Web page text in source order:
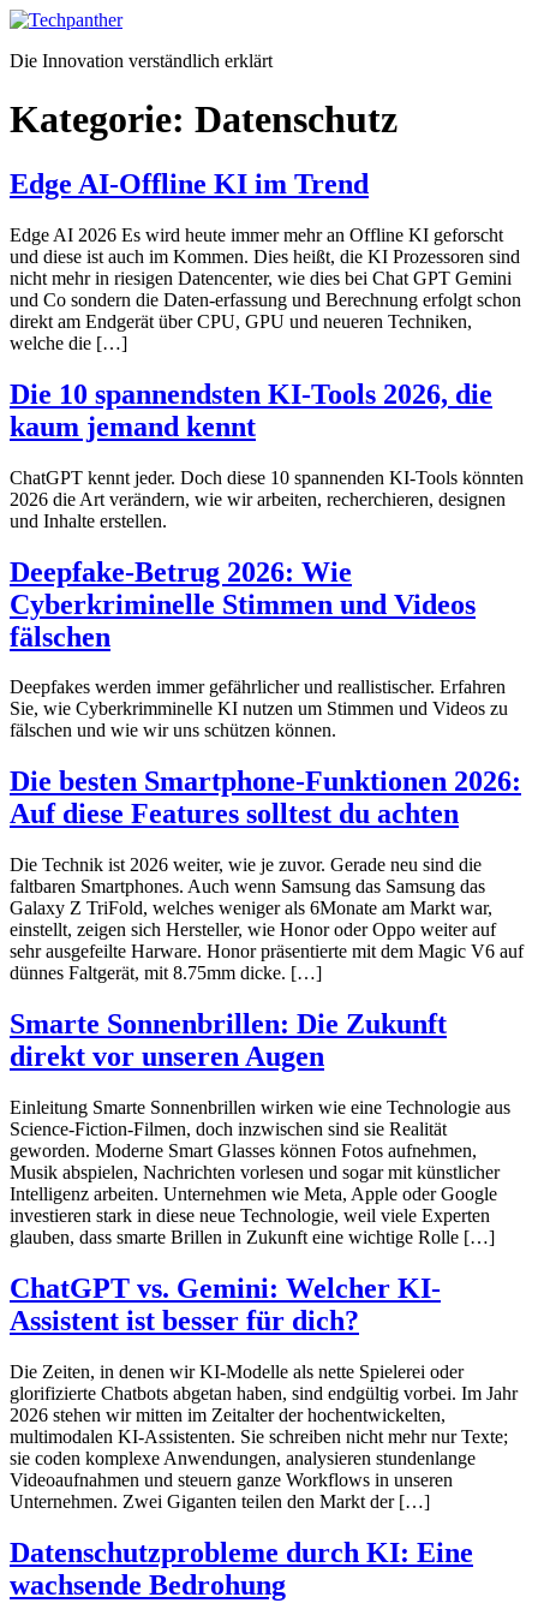
Zum
springen
Die Innovation verständlich erklärt
Kategorie: Datenschutz
Edge AI-Offline KI im Trend
Edge AI 2026 Es wird heute immer mehr an Offline KI geforscht
und diese ist auch im Kommen. Dies heißt, die KI Prozessoren sind
nicht mehr in riesigen Datencenter, wie dies bei Chat GPT Gemini
und Co sondern die Daten-erfassung und Berechnung erfolgt schon
direkt am Endgerät über CPU, GPU und neueren Techniken,
welche die […]
Die 10 spannendsten KI-Tools 2026, die
kaum jemand kennt
ChatGPT kennt jeder. Doch diese 10 spannenden KI-Tools könnten
2026 die Art verändern, wie wir arbeiten, recherchieren, designen
und Inhalte erstellen.
Deepfake-Betrug 2026: Wie
Cyberkriminelle Stimmen und Videos
fälschen
Deepfakes werden immer gefährlicher und reallistischer. Erfahren
Sie, wie Cyberkrimminelle KI nutzen um Stimmen und Videos zu
fälschen und wie wir uns schützen können.
Die besten Smartphone-Funktionen 2026:
Auf diese Features solltest du achten
Die Technik ist 2026 weiter, wie je zuvor. Gerade neu sind die
faltbaren Smartphones. Auch wenn Samsung das Samsung das
Galaxy Z TriFold, welches weniger als 6Monate am Markt war,
einstellt, zeigen sich Hersteller, wie Honor oder Oppo weiter auf
sehr ausgefeilte Harware. Honor präsentierte mit dem Magic V6 auf
dünnes Faltgerät, mit 8.75mm dicke. […]
Smarte Sonnenbrillen: Die Zukunft
direkt vor unseren Augen
Einleitung Smarte Sonnenbrillen wirken wie eine Technologie aus
Science-Fiction-Filmen, doch inzwischen sind sie Realität
geworden. Moderne Smart Glasses können Fotos aufnehmen,
Musik abspielen, Nachrichten vorlesen und sogar mit künstlicher
Intelligenz arbeiten. Unternehmen wie Meta, Apple oder Google
investieren stark in diese neue Technologie, weil viele Experten
glauben, dass smarte Brillen in Zukunft eine wichtige Rolle […]
ChatGPT vs. Gemini: Welcher KI-
Assistent ist besser für dich?
​Die Zeiten, in denen wir KI-Modelle als nette Spielerei oder
glorifizierte Chatbots abgetan haben, sind endgültig vorbei. Im Jahr
2026 stehen wir mitten im Zeitalter der hochentwickelten,
multimodalen KI-Assistenten. Sie schreiben nicht mehr nur Texte;
sie coden komplexe Anwendungen, analysieren stundenlange
Videoaufnahmen und steuern ganze Workflows in unseren
Unternehmen. ​Zwei Giganten teilen den Markt der […]
Datenschutzprobleme durch KI: Eine
wachsende Bedrohung